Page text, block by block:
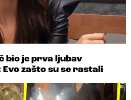
bio je prva ljubav
zašto su se rastali